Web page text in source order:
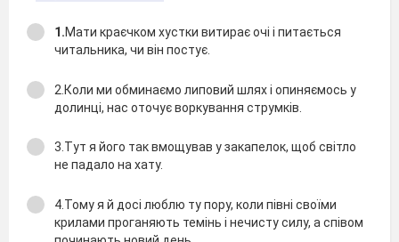
1.Мати краєчком хустки витирає очi i питається
читальника, чи вiн постує.
2.Коли ми обминаємо липовий шлях i опиняємось у
долинцi, нас оточує воркування струмкiв.
3.Тут я його так вмощував у закапелок, щоб свiтло
не падало на хату.
4.Тому я й досi люблю ту пору, коли пiвнi своїми
крилами проганяють темiнь i нечисту силу, а спiвом